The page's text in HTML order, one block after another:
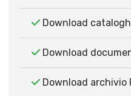
Download
Download
Download archivio